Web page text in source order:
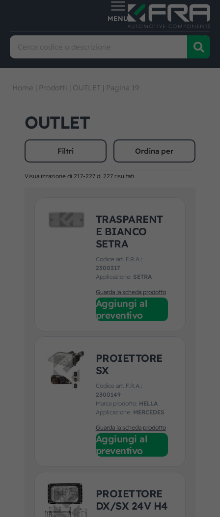
Home | Prodotti | OUTLET | Pagina 19
OUTLET
Filtri Ordina per
Visualizzazione di 217-227 di 227 risultati
TRASPARENT
E BIANCO
SETRA
Codice art. F.R.A.:
2300317
Applicazione: SETRA
Guarda la scheda prodotto
Aggiungi al
preventivo
PROIETTORE
SX
Codice art. F.R.A.:
2300149
Marca prodotto: HELLA
Applicazione: MERCEDES
Guarda la scheda prodotto
Aggiungi al
preventivo
PROIETTORE
DX/SX 24V H4